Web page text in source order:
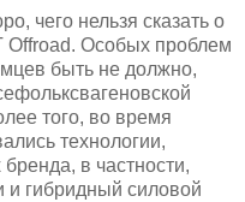
чего нельзя сказать о
Offroad. Особых проблем
быть не должно,
того, во время
технологии,
в частности,
гибридный силовой